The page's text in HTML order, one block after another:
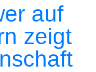
auf
zeigt